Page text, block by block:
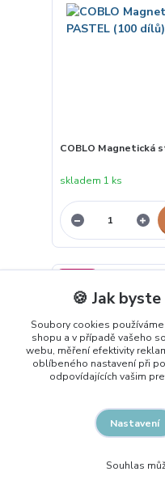
COBLO Magnetická
skladem 1 ks
Novinka
🍪 Jak
Soubory cookies
shopu a v případě vašeho
webu, měření efektivity
oblíbeného nastavení při
odpovídajících vašim
Nastavení
Souhlas